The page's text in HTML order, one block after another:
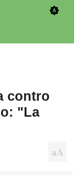
contro
"La